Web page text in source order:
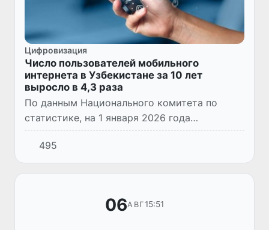
Цифровизация
Число пользователей мобильного
интернета в Узбекистане за 10 лет
выросло в 4,3 раза
По данным Национального комитета по
статистике, на 1 января 2026 года
количество абонентов, подключенных к
интернету через мобильную связь в
Узбекистане, достигло 33,3 млн человек.
495
06АВГ15:51